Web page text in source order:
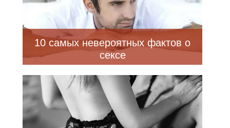
10 самых невероятных фактов о
сексе